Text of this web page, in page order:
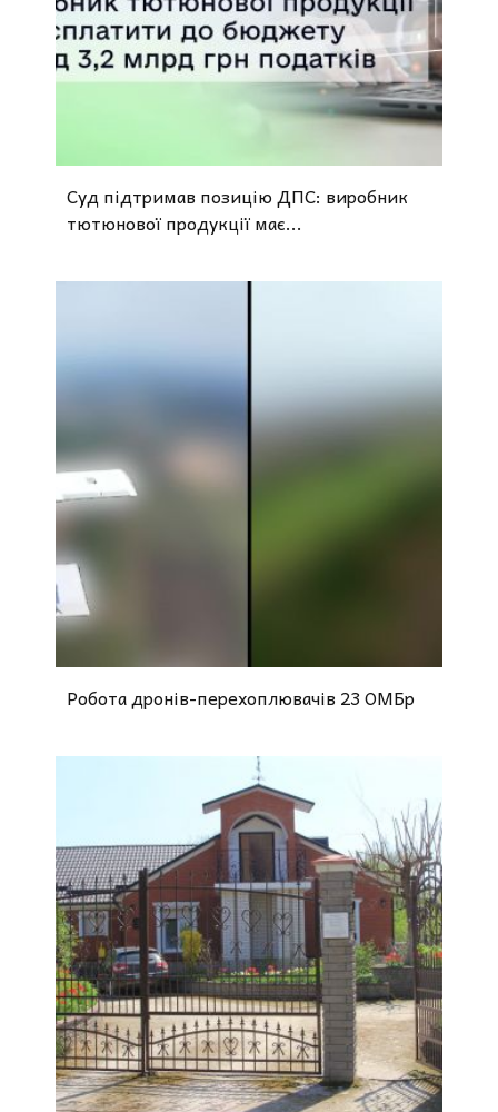
Суд підтримав позицію ДПС: виробник
тютюнової продукції має...
Робота дронів-перехоплювачів 23 ОМБр